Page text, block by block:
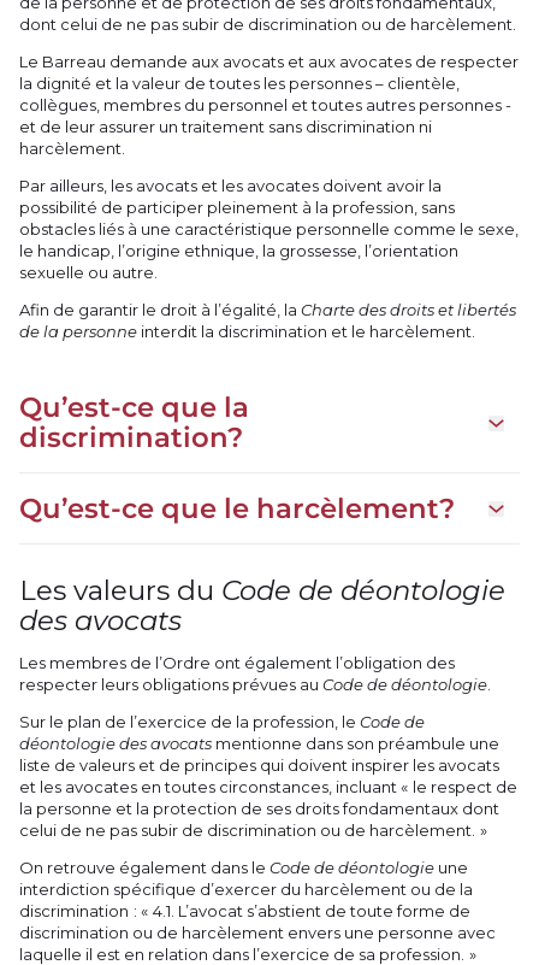
dont celui de ne pas subir de discrimination ou de harcèlement.
Le Barreau demande aux avocats et aux avocates de respecter
la dignité et la valeur de toutes les personnes – clientèle,
collègues, membres du personnel et toutes autres personnes -
et de leur assurer un traitement sans discrimination ni
harcèlement.
Par ailleurs, les avocats et les avocates doivent avoir la
possibilité de participer pleinement à la profession, sans
obstacles liés à une caractéristique personnelle comme le sexe,
le handicap, l’origine ethnique, la grossesse, l’orientation
sexuelle ou autre.
Afin de garantir le droit à l’égalité, laCharte des droits et libertés
de la personne interdit la discrimination et le harcèlement.
Qu’est-ce que la
discrimination?
Qu’est-ce que le harcèlement?
Les valeurs du Code de déontologie
des avocats
Les membres de l’Ordre ont également l’obligation des
respecter leurs obligations prévues auCode de déontologie
Sur le plan de l’exercice de la profession, leCode de
déontologie des avocats mentionne dans son préambule une
liste de valeurs et de principes qui doivent inspirer les avocats
et les avocates en toutes circonstances, incluant « le respect de
la personne et la protection de ses droits fondamentaux dont
celui de ne pas subir de discrimination ou de harcèlement. »
On retrouve également dans leCode de déontologie une
interdiction spécifique d’exercer du harcèlement ou de la
discrimination : « 4.1. L’avocat s’abstient de toute forme de
discrimination ou de harcèlement envers une personne avec
laquelle il est en relation dans l’exercice de sa profession. »